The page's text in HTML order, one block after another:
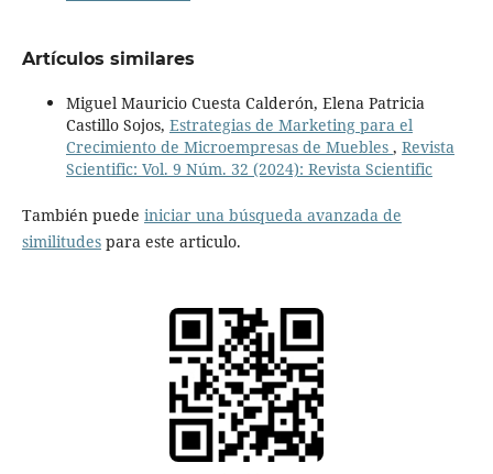
Artículos similares
Miguel Mauricio Cuesta Calderón, Elena Patricia
Castillo Sojos, Estrategias de Marketing para el
Crecimiento de Microempresas de Muebles , Revista
Scientific: Vol. 9 Núm. 32 (2024): Revista Scientific
También puede iniciar una búsqueda avanzada de
similitudespara este articulo.